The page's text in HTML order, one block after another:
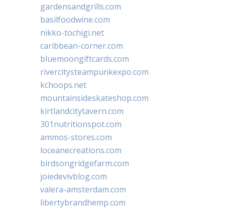
gardensandgrills.com
basilfoodwine.com
nikko-tochigi.net
caribbean-corner.com
bluemoongiftcards.com
rivercitysteampunkexpo.com
kchoops.net
mountainsideskateshop.com
kirtlandcitytavern.com
301nutritionspot.com
ammos-stores.com
loceanecreations.com
birdsongridgefarm.com
joiedevivblog.com
valera-amsterdam.com
libertybrandhemp.com